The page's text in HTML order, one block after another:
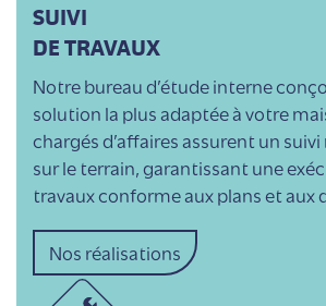
SUIVI
DE TRAVAUX
Notre bureau d’étude interne
solution la plus adaptée à votre
chargés d’affaires assurent un
sur le terrain, garantissant une
travaux conforme aux plans et aux
Nos réalisations